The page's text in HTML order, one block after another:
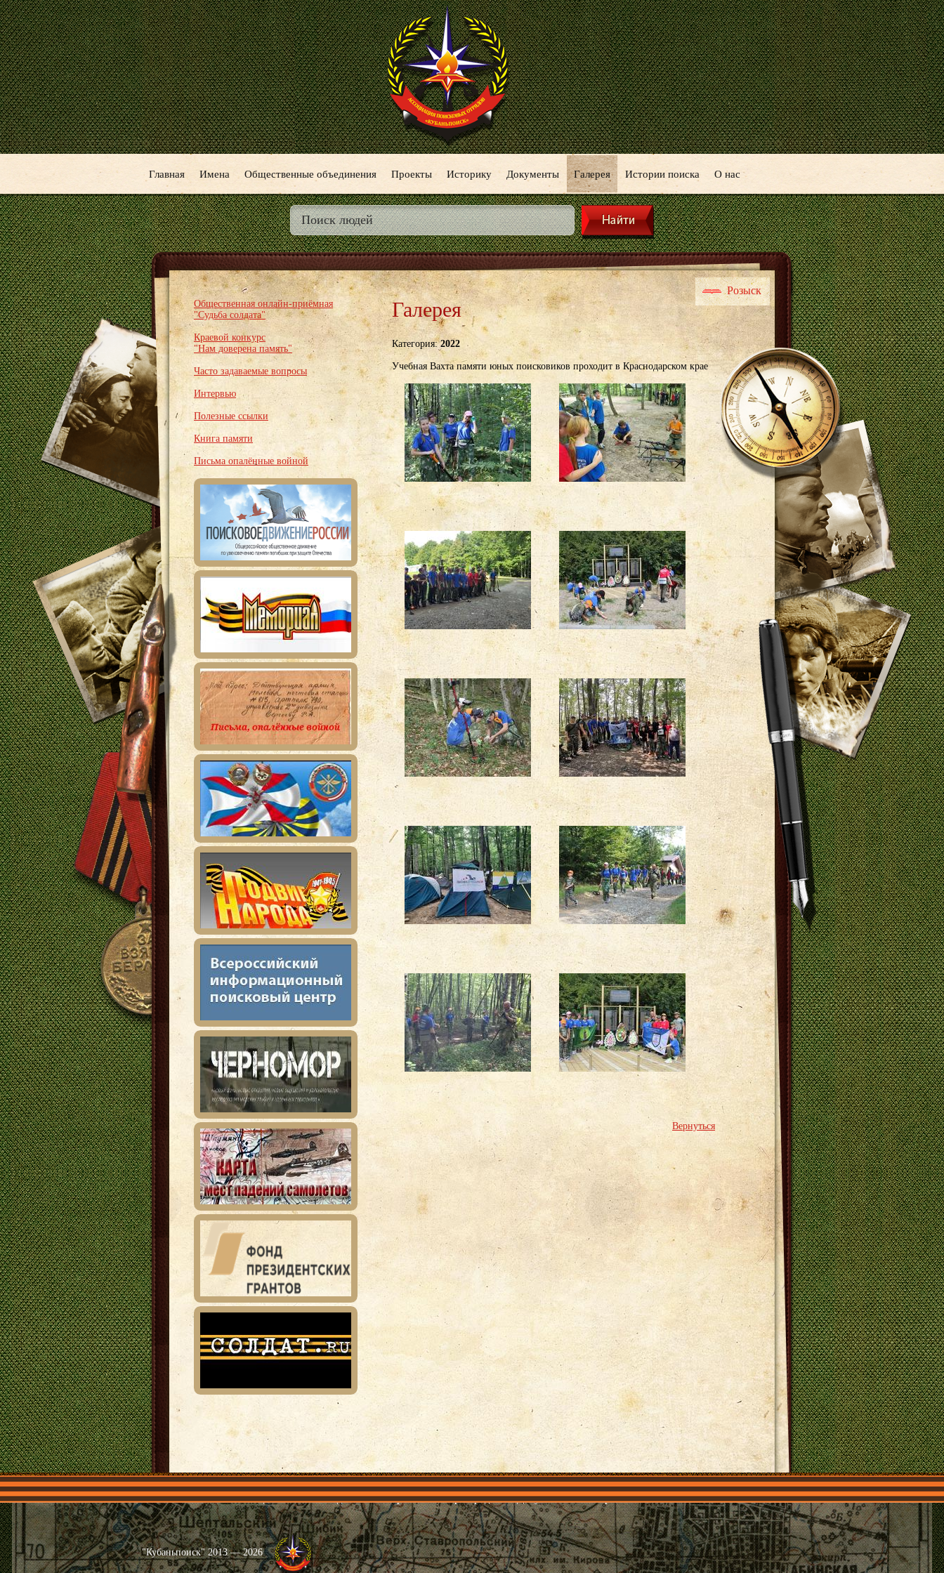
Главная Имена Общественные объединения Проекты Историку Документы Галерея Истории поиска О нас
Общественная онлайн-приёмная
"Судьба солдата"
Краевой конкурс
"Нам доверена память"
Часто задаваемые вопросы
Интервью
Полезные ссылки
Книга памяти
Письма опалённые войной
Розыск
Галерея
Категория:2022
Учебная Вахта памяти юных поисковиков проходит в Краснодарском крае
Вернуться
Главная Имена Общественные объединения Проекты Герои рядом Документы Галерея О нас
"Кубаньпоиск" 2013 — 2026